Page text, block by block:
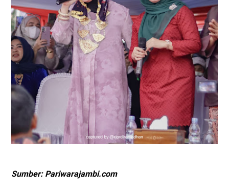
Sumber: Pariwarajambi.com